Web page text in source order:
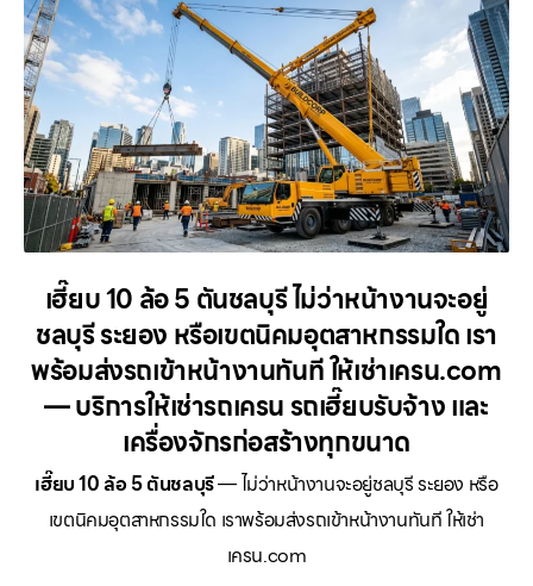
เฮี๊ยบ 10 ล้อ 5 ตันชลบุรี ไม่ว่าหน้างานจะอยู่
ชลบุรี ระยอง หรือเขตนิคมอุตสาหกรรมใด เรา
พร้อมส่งรถเข้าหน้างานทันที ให้เช่าเครน.com
— บริการให้เช่ารถเครน รถเฮี๊ยบรับจ้าง และ
เครื่องจักรก่อสร้างทุกขนาด
เฮี๊ยบ 10 ล้อ 5 ตันชลบุรี— ไม่ว่าหน้างานจะอยู่ชลบุรี ระยอง หรือ
เขตนิคมอุตสาหกรรมใด เราพร้อมส่งรถเข้าหน้างานทันที ให้เช่า
เครน.com